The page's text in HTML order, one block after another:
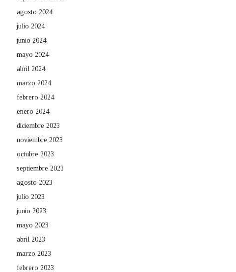
agosto 2024
julio 2024
junio 2024
mayo 2024
abril 2024
marzo 2024
febrero 2024
enero 2024
diciembre 2023
noviembre 2023
octubre 2023
septiembre 2023
agosto 2023
julio 2023
junio 2023
mayo 2023
abril 2023
marzo 2023
febrero 2023